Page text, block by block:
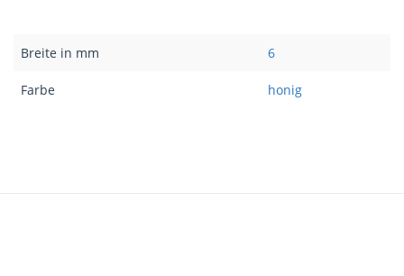
Breite in mm 6
Farbe honig